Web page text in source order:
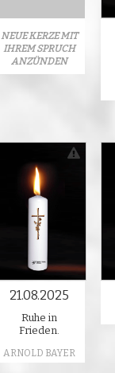
NEUE KERZE MIT
IHREM SPRUCH
ANZÜNDEN
21.08.2025
Ruhe in
Frieden.
ARNOLD BAYER